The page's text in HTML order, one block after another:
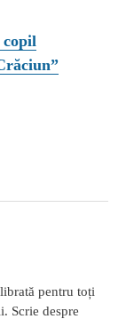
pentru toți
Scrie despre